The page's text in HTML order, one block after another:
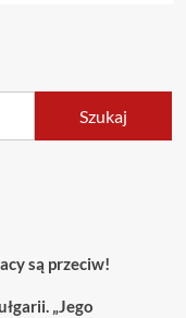
Szukaj
są przeciw!
„Jego